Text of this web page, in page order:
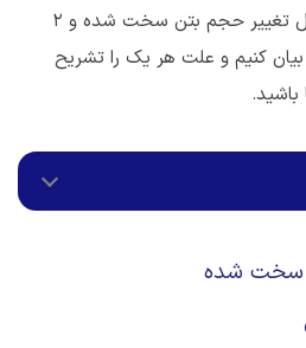
بلاگ رامکا قصد داریم 8 دلیل تغییر حجم بتن سخت شده و ۲
بیان کنیم و علت هر یک را تشریح
باشید.